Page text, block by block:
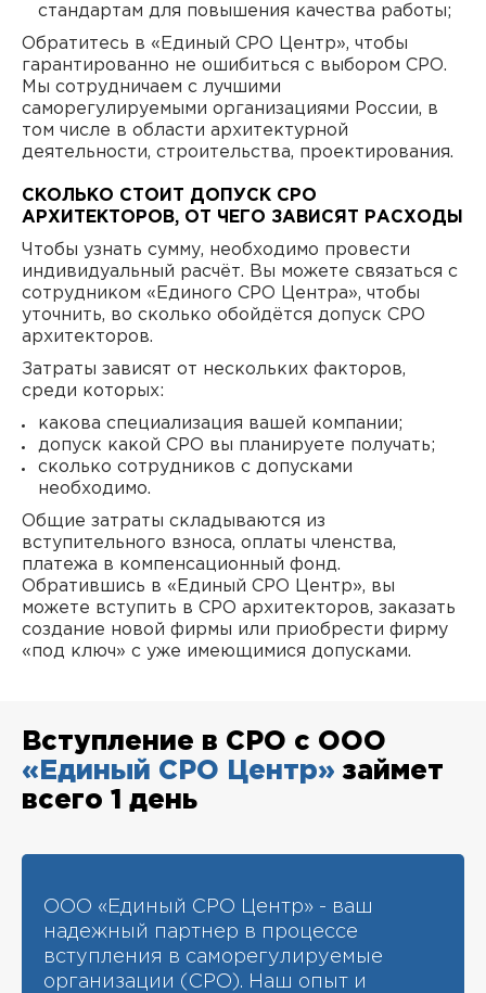
стандартам для повышения качества работы;
Обратитесь в «Единый СРО Центр», чтобы
гарантированно не ошибиться с выбором СРО.
Мы сотрудничаем с лучшими
саморегулируемыми организациями России, в
том числе в области архитектурной
деятельности, строительства, проектирования.
СКОЛЬКО СТОИТ ДОПУСК СРО
АРХИТЕКТОРОВ, ОТ ЧЕГО ЗАВИСЯТ РАСХОДЫ
Чтобы узнать сумму, необходимо провести
индивидуальный расчёт. Вы можете связаться с
сотрудником «Единого СРО Центра», чтобы
уточнить, во сколько обойдётся допуск СРО
архитекторов.
Затраты зависят от нескольких факторов,
среди которых:
какова специализация вашей компании;
допуск какой СРО вы планируете получать;
сколько сотрудников с допусками
необходимо.
Общие затраты складываются из
вступительного взноса, оплаты членства,
платежа в компенсационный фонд.
Обратившись в «Единый СРО Центр», вы
можете вступить в СРО архитекторов, заказать
создание новой фирмы или приобрести фирму
«под ключ» с уже имеющимися допусками.
Вступление в СРО с ООО
«Единый СРО Центр» займет
всего 1 день
ООО «Единый СРО Центр» - ваш
надежный партнер в процессе
вступления в саморегулируемые
организации (СРО). Наш опыт и